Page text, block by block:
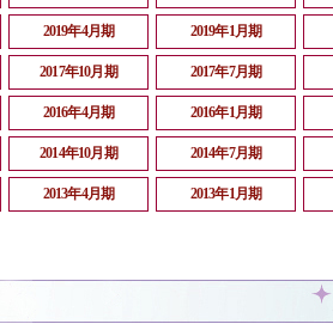
2019年4月期 2019年1月期
2017年10月期 2017年7月期
2016年4月期 2016年1月期
2014年10月期 2014年7月期
2013年4月期 2013年1月期